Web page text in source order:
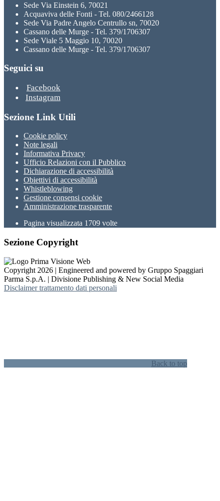
Sede Via Einstein 6, 70021
Acquaviva delle Fonti - Tel. 080/2466128
Sede Via Padre Angelo Centrullo sn, 70020
Cassano delle Murge - Tel. 379/1706307
Sede Viale 5 Maggio 10, 70020
Cassano delle Murge - Tel. 379/1706307
Seguici su
Facebook
Instagram
Sezione Link Utili
Cookie policy
Note legali
Informativa Privacy
Ufficio Relazioni con il Pubblico
Dichiarazione di accessibilità
Obiettivi di accessibilità
Whistleblowing
Gestione consensi cookie
Amministrazione trasparente
Pagina visualizzata 1709 volte
Sezione Copyright
Copyright 2026 | Engineered and powered by Gruppo Spaggiari
Parma S.p.A. | Divisione Publishing & New Social Media
Disclaimer trattamento dati personali
Back to top